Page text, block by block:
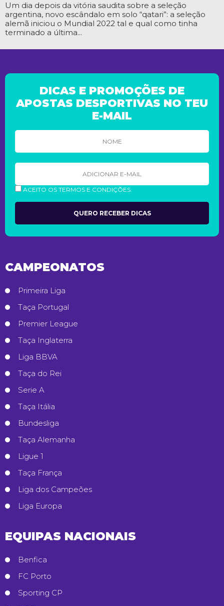
Um dia depois da vitória saudita sobre a seleção
argentina, novo escândalo em solo “qatari”: a seleção
alemã iniciou o Mundial 2022 tal e qual como tinha
terminado a última...
DICAS E PROMOÇÕES DE
APOSTAS DESPORTIVAS NO TEU
E-MAIL
ACEITO OS TERMOS E CONDIÇÕES.
CAMPEONATOS
Primeira Liga
Taça Portugal
Premier League
Taça Inglaterra
Liga BBVA
Taça do Rei
Serie A
Taça Itália
Bundesliga
Taça Alemanha
Ligue 1
Taça França
Liga dos Campeões
Liga Europa
EQUIPAS NACIONAIS
Benfica
FC Porto
Sporting CP